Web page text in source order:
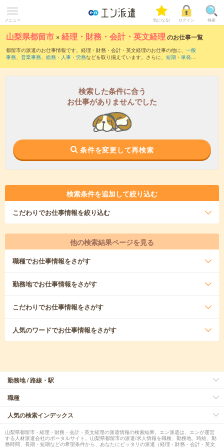
メニュー 気になる! ログイン 検索
山梨県都留市 ×経理・財務・会計・英文経理 のお仕事一覧
都留市の派遣のお仕事情報です。経理・財務・会計・英文経理のお仕事の他に、 一般
事務、 営業事務、 総務・人事・労務などを取り揃えています。さらに、 短期 ・ 単発な
検索した条件に合う
お仕事がありませんでした
条件を変更して再検索
検索条件を追加して絞り込む
こだわりでお仕事情報を絞り込む
他の検索結果ページを見る
職種でお仕事情報をさがす
勤務地でお仕事情報をさがす
こだわりでお仕事情報をさがす
人気のワードでお仕事情報をさがす
勤務地 / 路線・駅
職種
人気の検索インデックス
山梨県都留市 - 経理・財務・会計・英文経理の派遣情報の検索結果。エン派遣は、エンが運営
する人材派遣会社のポータルサイト。山梨県都留市の派遣/求人情報を職種、勤務地、時給、勤
務時間、長期・短期などの希望条件から、あなたにピッタリの派遣（経理・財務・会計・英文